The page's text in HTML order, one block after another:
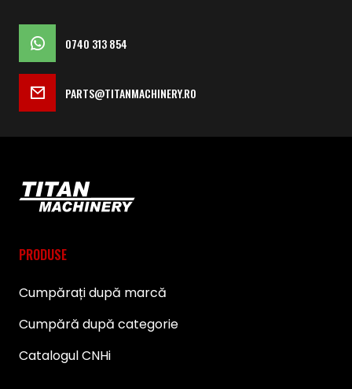
0740 313 854
PARTS@TITANMACHINERY.RO
PRODUSE
Cumpărați după marcă
Cumpără după categorie
Catalogul CNHi